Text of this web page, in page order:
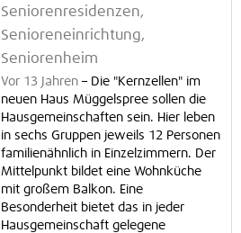
Seniorenresidenzen,
Senioreneinrichtung,
Seniorenheim
Vor 13 Jahren – Die "Kernzellen" im
neuen Haus Müggelspree sollen die
Hausgemeinschaften sein. Hier leben
in sechs Gruppen jeweils 12 Personen
familienähnlich in Einzelzimmern. Der
Mittelpunkt bildet eine Wohnküche
mit großem Balkon. Eine
Besonderheit bietet das in jeder
Hausgemeinschaft gelegene